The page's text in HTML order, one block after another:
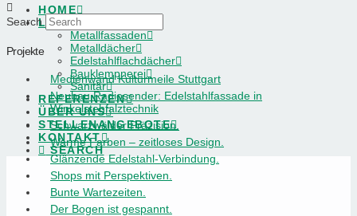
HOME
LEISTUNGEN
Metallfassaden
Metalldächer
Edelstahlflachdächer
Bauklempnerei
Sanitär
REFERENZEN
ÜBER UNS
STELLENANGEBOTE
KONTAKT
SEARCH
Search
Projekte
Medienwand Kulturmeile Stuttgart
Neubau Radiosender: Edelstahlfassade in
Winkelstehfalztechnik
Schwarzwälder Präzision.
Warme Farben – zeitloses Design.
Glänzende Edelstahl-Verbindung.
Shops mit Perspektiven.
Bunte Wartezeiten.
Der Bogen ist gespannt.